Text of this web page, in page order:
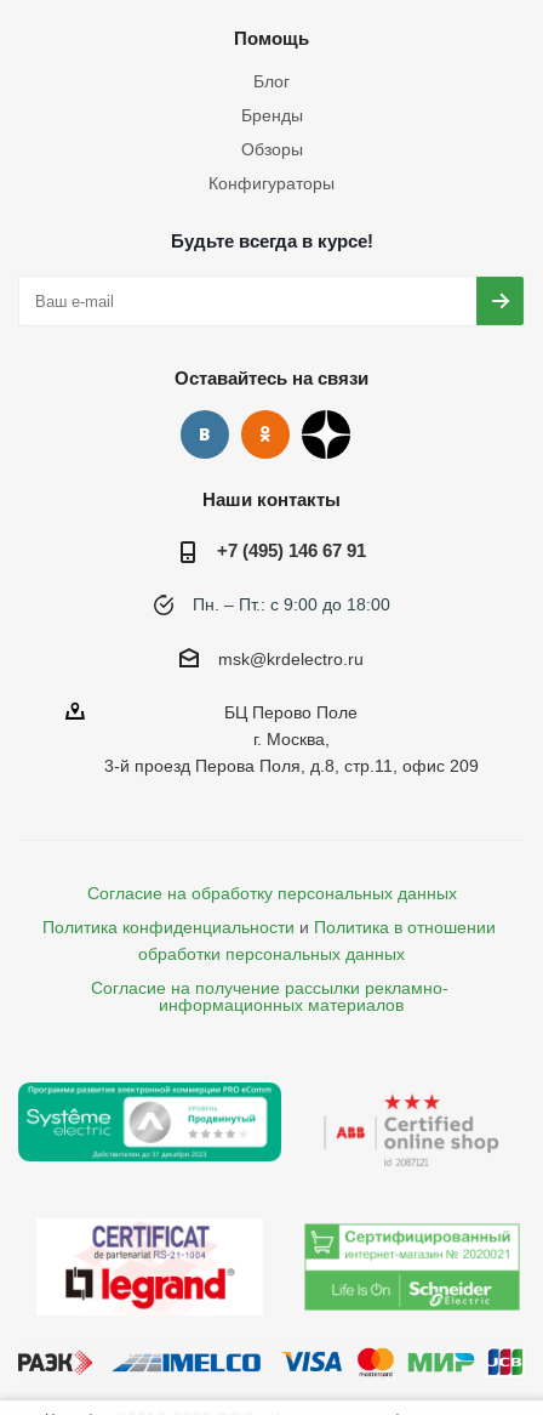
Помощь
Блог
Бренды
Обзоры
Конфигураторы
Будьте всегда в курсе!
Оставайтесь на связи
Наши контакты
+7 (495) 146 67 91
Пн. – Пт.: с 9:00 до 18:00
msk@krdelectro.ru
БЦ Перово Поле
г. Москва,
3-й проезд Перова Поля, д.8, стр.11, офис 209
Согласие на обработку персональных данных
Политика конфиденциальности и Политика в отношении
обработки персональных данных
Согласие на получение рассылки рекламно-
    информационных материалов